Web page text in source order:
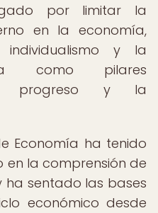
por limitar la
en la economía,
y la
como pilares
progreso y la
Economía ha tenido
en la comprensión de
ha sentado las bases
económico desde